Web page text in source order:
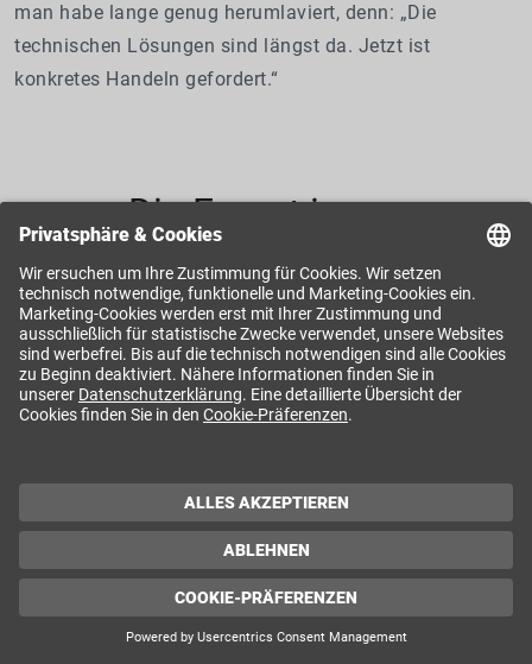
man habe lange genug herumlaviert, denn: „Die
technischen Lösungen sind längst da. Jetzt ist
konkretes Handeln gefordert.“
Die Expert:innen
Doris Österreicher